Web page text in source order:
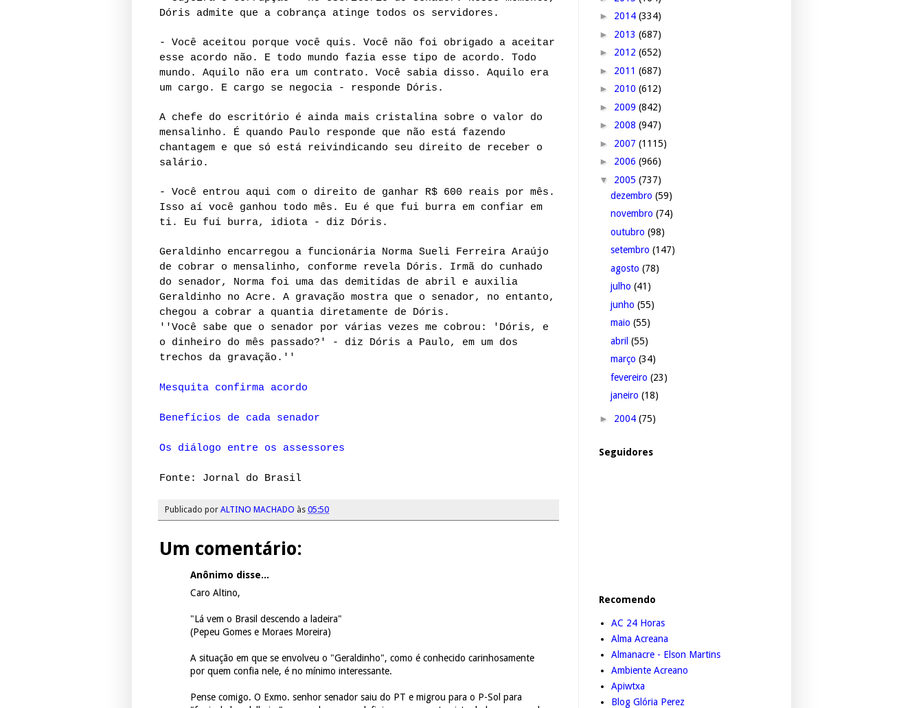
Dóris admite que a cobrança atinge todos os servidores.
- Você aceitou porque você quis. Você não foi obrigado a aceitar
esse acordo não. E todo mundo fazia esse tipo de acordo. Todo
mundo. Aquilo não era um contrato. Você sabia disso. Aquilo era
um cargo. E cargo se negocia - responde Dóris.
A chefe do escritório é ainda mais cristalina sobre o valor do
mensalinho. É quando Paulo responde que não está fazendo
chantagem e que só está reivindicando seu direito de receber o
salário.
- Você entrou aqui com o direito de ganhar R$ 600 reais por mês.
Isso aí você ganhou todo mês. Eu é que fui burra em confiar em
ti. Eu fui burra, idiota - diz Dóris.
Geraldinho encarregou a funcionária Norma Sueli Ferreira Araújo
de cobrar o mensalinho, conforme revela Dóris. Irmã do cunhado
do senador, Norma foi uma das demitidas de abril e auxilia
Geraldinho no Acre. A gravação mostra que o senador, no entanto,
chegou a cobrar a quantia diretamente de Dóris.
''Você sabe que o senador por várias vezes me cobrou: 'Dóris, e
o dinheiro do mês passado?' - diz Dóris a Paulo, em um dos
trechos da gravação.''
Mesquita confirma acordo
Benefícios de cada senador
Os diálogo entre os assessores
Fonte: Jornal do Brasil
Publicado por ALTINO MACHADO às 05:50
Um comentário:
Anônimo disse...
Caro Altino,
"Lá vem o Brasil descendo a ladeira"
(Pepeu Gomes e Moraes Moreira)
A situação em que se envolveu o "Geraldinho", como é conhecido carinhosamente
por quem confia nele, é no mínimo interessante.
Pense comigo. O Exmo. senhor senador saiu do PT e migrou para o P-Sol para
► 2014 (334)
► 2013 (687)
► 2012 (652)
► 2011 (687)
► 2010 (612)
► 2009 (842)
► 2008 (947)
► 2007 (1115)
► 2006 (966)
▼ 2005 (737)
dezembro (59)
novembro (74)
outubro (98)
setembro (147)
agosto (78)
julho (41)
junho (55)
maio (55)
abril (55)
março (34)
fevereiro (23)
janeiro (18)
► 2004 (75)
Seguidores
Recomendo
AC 24 Horas
Alma Acreana
Almanacre - Elson Martins
Ambiente Acreano
Apiwtxa
Blog Glória Perez